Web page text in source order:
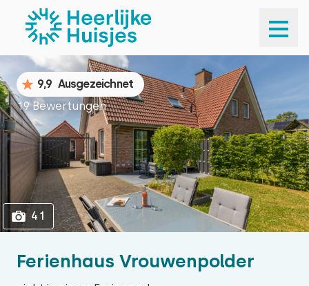
1
Ferienhaus Vrouwenpolder
9,9 Ausgezeichnet
19 Bewertungen
41